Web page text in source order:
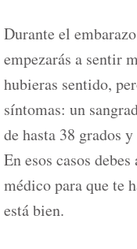
Durante el
empezarás a sentir
hubieras sentido,
síntomas: un
de hasta 38 grados
En esos casos
médico para que te
está bien.